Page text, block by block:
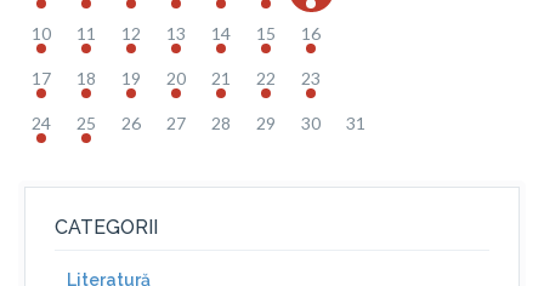
10 11 12 13 14 15 16
17 18 19 20 21 22 23
24 25 26 27 28 29 30 31
CATEGORII
Literatură